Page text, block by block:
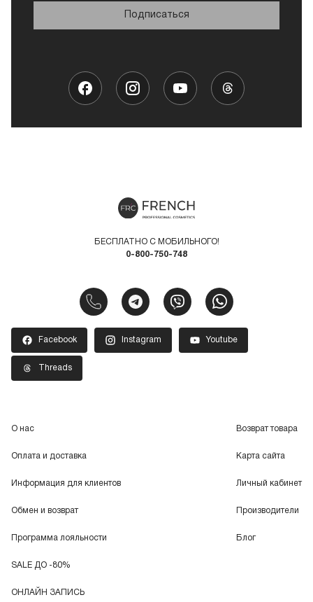
Подписаться
БЕСПЛАТНО С МОБИЛЬНОГО!
0-800-750-748
Facebook Instagram Youtube
Threads
О нас
Оплата и доставка
Информация для клиентов
Обмен и возврат
Программа лояльности
SALE ДО -80%
ОНЛАЙН ЗАПИСЬ
Возврат товара
Карта сайта
Личный кабинет
Производители
Блог